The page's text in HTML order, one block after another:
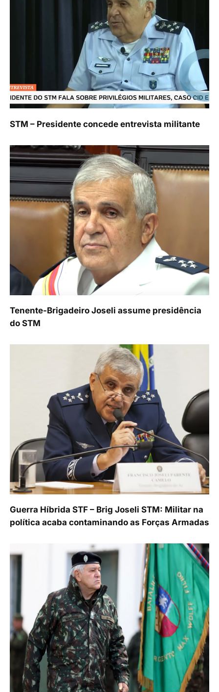
STM – Presidente concede entrevista militante
Tenente-Brigadeiro Joseli assume presidência
do STM
Guerra Híbrida STF – Brig Joseli STM: Militar na
política acaba contaminando as Forças Armadas